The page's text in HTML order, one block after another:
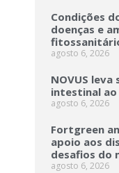
Condições
doenças e
agosto 6, 2026
NOVUS
intestinal ao
agosto 6, 2026
Fortgreen
apoio aos
desafios do
agosto 6, 2026